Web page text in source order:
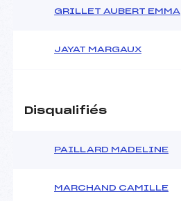
GRILLET AUBERT EMMA
JAYAT MARGAUX
Disqualifiés
PAILLARD MADELINE
MARCHAND CAMILLE